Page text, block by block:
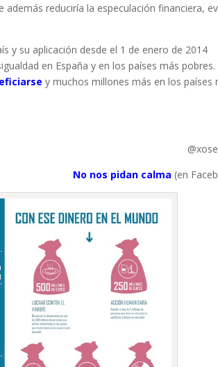
además reduciría la especulación financiera,
y su aplicación desde el 1 de enero de 2014
en España y en los países más
y muchos millones más en los países
No nos pidan calma (en